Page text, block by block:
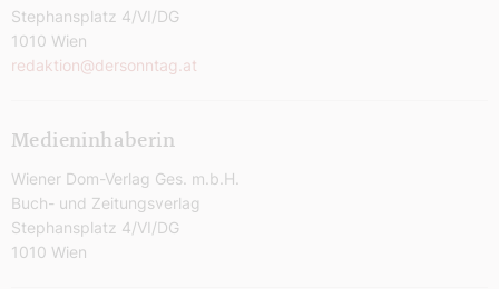
Stephansplatz 4/VI/DG
1010 Wien
redaktion@dersonntag.at
Medieninhaberin
Wiener Dom-Verlag Ges. m.b.H.
Buch- und Zeitungsverlag
Stephansplatz 4/VI/DG
1010 Wien